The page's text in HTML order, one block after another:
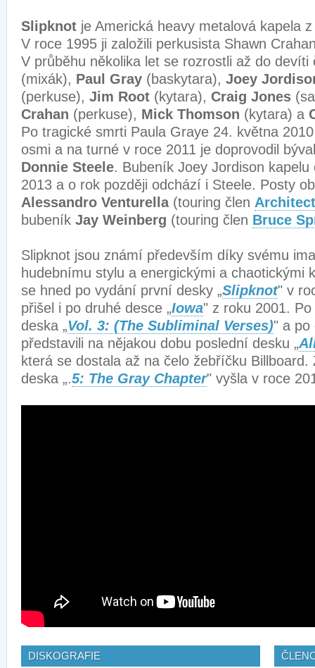
Slipknot je Americká heavy metalová kapela
V roce 1995 ji založili perkusista Shawn
V průběhu několika let se rozrostli až do
(mixák), Paul Gray (baskytara), Joey
(perkuse), Jim Root (kytara), Craig Jones
Crahan (perkuse), Mick Thomson (kytara) a
Po tragické smrti Paula Graye 24. května
osmi a na turné v roce 2011 je doprovodil
Donnie Steele. Bubeník Joey Jordison kapelu
2013 a o rok později odchází i Steele. Posty
Alessandro Venturella (touring člen
bubeník Jay Weinberg (touring člen Bruce
Slipknot jsou známí především díky svému
hudebnímu stylu a energickými a chaotickými
se hned po vydání první desky „Slipknot" v
přišel i po druhé desce „Iowa" z roku 2001.
deska „Vol. 3: (The Subliminal Verses)" a po
představili na nějakou dobu poslední desku „
která se dostala až na čelo žebříčku
deska „.5: The Gray Chapter" vyšla v roce
DISKOGRAFIE